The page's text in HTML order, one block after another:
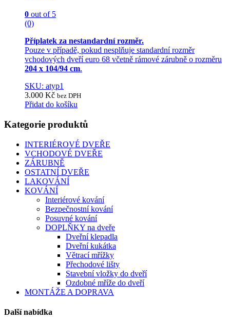
0 out of 5
(0)
Příplatek za nestandardní rozměr.
Pouze v případě, pokud nesplňuje standardní rozměr
vchodových dveří euro 68 včetně rámové zárubně o rozměru
204 x 104/94 cm.
SKU: atyp1
3.000 Kč bez DPH
Přidat do košíku
Kategorie produktů
INTERIÉROVÉ DVEŘE
VCHODOVÉ DVEŘE
ZÁRUBNĚ
OSTATNÍ DVEŘE
LAKOVÁNÍ
KOVÁNÍ
Interiérové kování
Bezpečnostní kování
Posuvné kování
DOPLŇKY na dveře
Dveřní klepadla
Dveřní kukátka
Větrací mřížky
Přechodové lišty
Stavební vložky do dveří
Ozdobné mříže do dveří
MONTÁŽE A DOPRAVA
Další nabídka